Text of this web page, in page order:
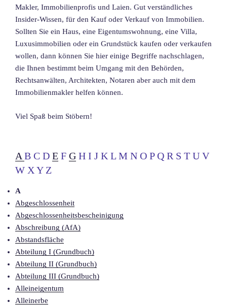
Makler, Immobilienprofis und Laien. Gut verständliches
Insider-Wissen, für den Kauf oder Verkauf von Immobilien.
Sollten Sie ein Haus, eine Eigentumswohnung, eine Villa,
Luxusimmobilien oder ein Grundstück kaufen oder verkaufen
wollen, dann können Sie hier einige Begriffe nachschlagen,
die Ihnen bestimmt beim Umgang mit den Behörden,
Rechtsanwälten, Architekten, Notaren aber auch mit dem
Immobilienmakler helfen können.
Viel Spaß beim Stöbern!
A B C D E F G H I J K L M N O P Q R S T U V
W X Y Z
A
Abgeschlossenheit
Abgeschlossenheitsbescheinigung
Abschreibung (AfA)
Abstandsfläche
Abteilung I (Grundbuch)
Abteilung II (Grundbuch)
Abteilung III (Grundbuch)
Alleineigentum
Alleinerbe